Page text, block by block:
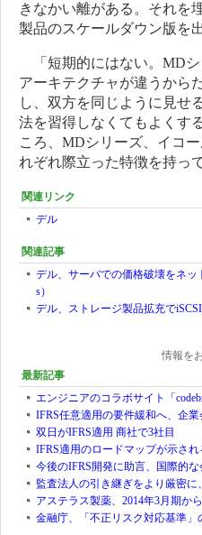
きなかい離がある。それを
製品のスケールダウン版を
「短期的にはない。MD
アーキテクチャが違うから
し、双方を同じように見せ
法を習得しなくてもよくす
ころ、MDシリーズ、イコ
れぞれ際立った特徴を持っ
関連リンク
デル
関連記事
デル、サーバでの価格破壊をネ
s）
デル、ストレージ製品拡充で
情報を
最新記事
エンジニアのコラボサイト「
IFRS任意適用の要件緩和へ、企
双日がIFRS適用 商社で3社目
IFRS適用のロードマップが示さ
今後のIFRS開発に助言、国際的
監査法人の引き継ぎをより厳密
アステラス製薬、2014年3月期か
金融庁、「不正リスク対応基準」